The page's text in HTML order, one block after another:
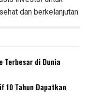
dan berkelanjutan.
Terbesar di Dunia
10 Tahun Dapatkan